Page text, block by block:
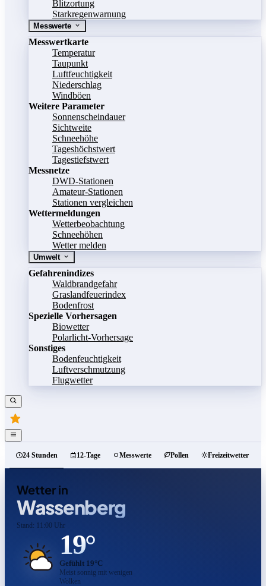
Blitzortung
Starkregenwarnung
Messwerte
Messwertkarte
Temperatur
Taupunkt
Luftfeuchtigkeit
Niederschlag
Windböen
Weitere Parameter
Sonnenscheindauer
Sichtweite
Schneehöhe
Tageshöchstwert
Tagestiefstwert
Messnetze
DWD-Stationen
Amateur-Stationen
Stationen vergleichen
Wettermeldungen
Wetterbeobachtung
Schneehöhen
Wetter melden
Umwelt
Gefahrenindizes
Waldbrandgefahr
Graslandfeuerindex
Bodenfrost
Spezielle Vorhersagen
Biowetter
Polarlicht-Vorhersage
Sonstiges
Bodenfeuchtigkeit
Luftverschmutzung
Flugwetter
24 Stunden 12-Tage Messwerte Pollen Freizeitwetter
Wetter in
Wassenberg
Stand: 11:00 Uhr
19°
Gefühlt 19°C
Meist sonnig mit wenigen
Wolken